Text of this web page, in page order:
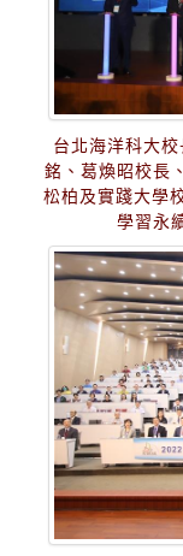
台北海洋科大
銘、葛煥昭校長
松柏及實踐大學
學習永